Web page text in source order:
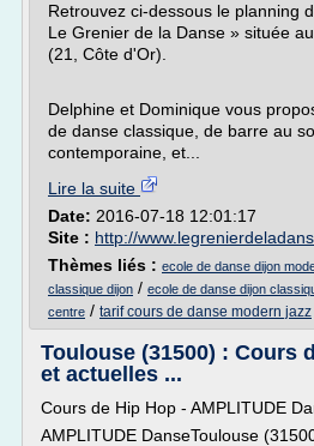
Retrouvez ci-dessous le planning
Le Grenier de la Danse » située
(21, Côte d'Or).
Delphine et Dominique vous
de danse classique, de barre au
contemporaine, et...
Lire la suite
Date: 2016-07-18 12:01:17
Site : http://
Thèmes liés : ecole de danse dijon
classique dijon / ecole de danse dijon
centre / tarif cours de danse modern jazz
Toulouse (31500) : Cours
et actuelles ...
Cours de Hip Hop - AMPLITUDE
AMPLITUDE DanseToulouse